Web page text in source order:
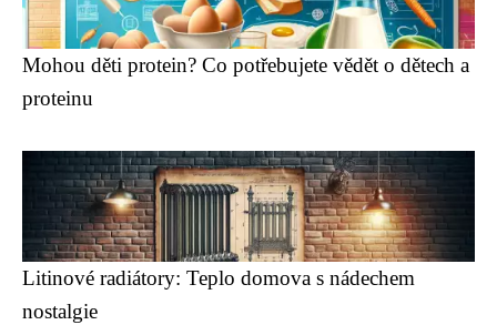
Mohou děti protein? Co potřebujete vědět o dětech a
proteinu
Litinové radiátory: Teplo domova s nádechem
nostalgie